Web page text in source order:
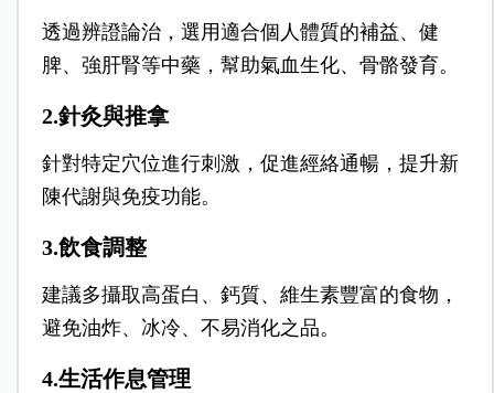
透過辨證論治，選用適合個人體質的補益、健
脾、強肝腎等中藥，幫助氣血生化、骨骼發育。
2.針灸與推拿
針對特定穴位進行刺激，促進經絡通暢，提升新
陳代謝與免疫功能。
3.飲食調整
建議多攝取高蛋白、鈣質、維生素豐富的食物，
避免油炸、冰冷、不易消化之品。
4.生活作息管理